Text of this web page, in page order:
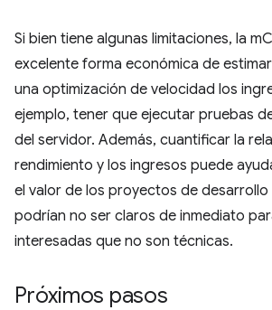
Si bien tiene algunas limitaciones, la
excelente forma económica de
una optimización de velocidad los
ejemplo, tener que ejecutar pruebas
del servidor. Además, cuantificar la
rendimiento y los ingresos puede
el valor de los proyectos de
podrían no ser claros de inmediato
interesadas que no son técnicas.
Próximos pasos